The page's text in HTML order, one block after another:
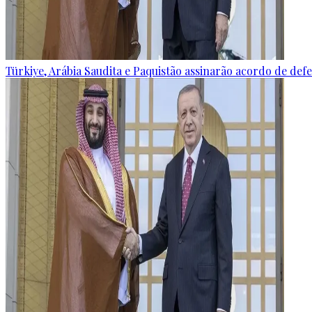
Türkiye, Arábia Saudita e Paquistão assinarão acordo de